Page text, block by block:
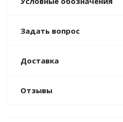
Задать вопрос
Доставка
Отзывы